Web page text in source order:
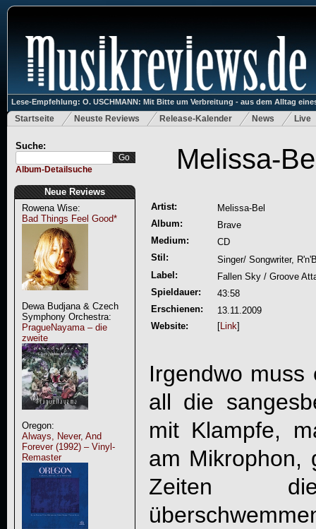
Lese-Empfehlung: O. USCHMANN: Mit Bitte um Verbreitung - aus dem Alltag
Startseite Neuste Reviews Release-Kalender News Live
Suche:
Album-Detailsuche
Neue Reviews
Rowena Wise:
Bad Things Feel Good*
Dewa Budjana & Czech
Symphony Orchestra:
PragueNayama – die
zweite
Oregon:
Always, Never, And
Forever (1992) – Vinyl-
Remaster
Melissa-
Artist:
Melissa-Bel
Album:
Brave
Medium:
CD
Stil:
Singer/ Songwriter,
Label:
Fallen Sky / Groove
Spieldauer:
43:58
Erschienen:
13.11.2009
Website:
[Link]
Irgendwo
all die
mit Klampfe,
am Mikrophon,
Zeiten die